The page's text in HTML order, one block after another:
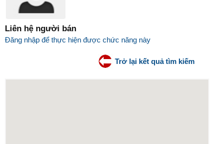
Liên hệ người bán
Đăng nhập để thực hiện được chức năng này
Trở lại kết quả tìm kiếm